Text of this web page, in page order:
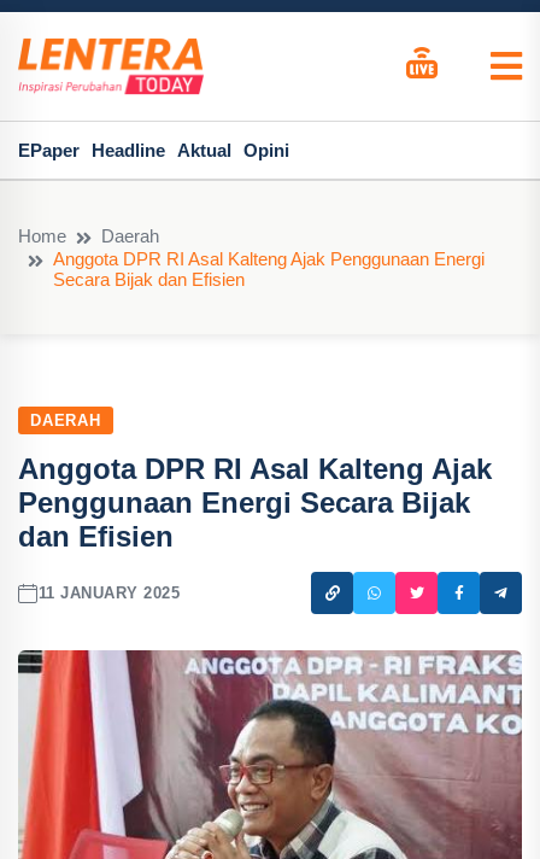
EPaper Headline Aktual Opini
Home
Daerah
Anggota DPR RI Asal Kalteng Ajak Penggunaan Energi
Secara Bijak dan Efisien
DAERAH
Anggota DPR RI Asal Kalteng Ajak
Penggunaan Energi Secara Bijak
dan Efisien
11 JANUARY 2025